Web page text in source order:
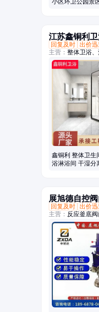
小区环卫公园景
江苏鑫铜利
回复及时 出价迅
主营： 整体卫浴
室、集成淋浴间
浴房、装配式整
鑫铜利 整体卫生
浴淋浴间 干湿分
展旭德自控
回复及时 出价迅
主营： 反应釜底
法兰球阀、气动